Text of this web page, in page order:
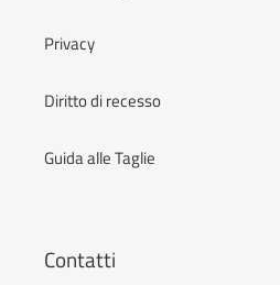
Privacy
Diritto di recesso
Guida alle Taglie
Contatti